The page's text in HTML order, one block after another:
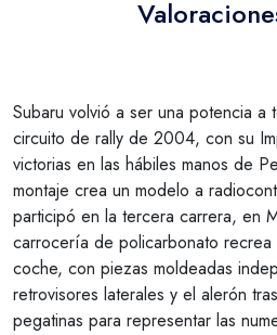
Subaru volvió a ser una potencia a
circuito de rally de 2004, con su
victorias en las hábiles manos de
montaje crea un modelo a
participó en la tercera carrera, en
carrocería de policarbonato recrea
coche, con piezas moldeadas
retrovisores laterales y el alerón
pegatinas para representar las